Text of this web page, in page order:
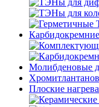
Молибденовые
Плоские